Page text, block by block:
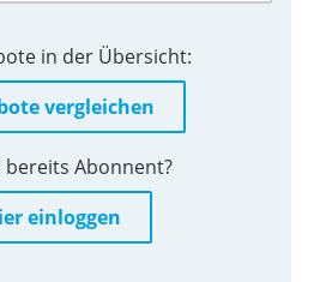
in der Übersicht:
vergleichen
bereits Abonnent?
einloggen